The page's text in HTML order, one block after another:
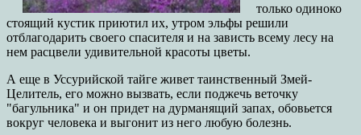
только одиноко
стоящий кустик приютил их, утром эльфы решили
отблагодарить своего спасителя и на зависть всему лесу на
нем расцвели удивительной красоты цветы.
А еще в Уссурийской тайге живет таинственный Змей-
Целитель, его можно вызвать, если поджечь веточку
"багульника" и он придет на дурманящий запах, обовьется
вокруг человека и выгонит из него любую болезнь.